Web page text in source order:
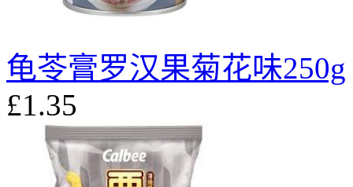
龟苓膏罗汉果菊花味250g
£1.35